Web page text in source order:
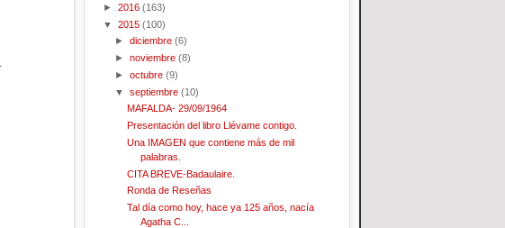
► 2016 (163)
▼ 2015 (100)
►diciembre(6)
►noviembre(8)
►octubre(9)
▼septiembre(10)
MAFALDA- 29/09/1964
Presentación del libro Llévame contigo.
Una IMAGEN que contiene más de mil
palabras.
CITA BREVE-Badaulaire.
Ronda de Reseñas
Tal día como hoy, hace ya 125 años, nacía
Agatha C...